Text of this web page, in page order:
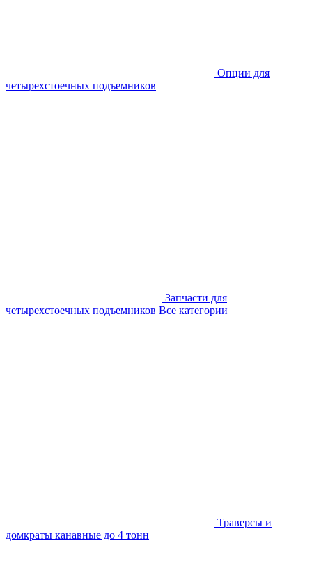
Опции для
четырехстоечных подъемников
Запчасти для
четырехстоечных подъемников Все категории
Траверсы и
домкраты канавные до 4 тонн